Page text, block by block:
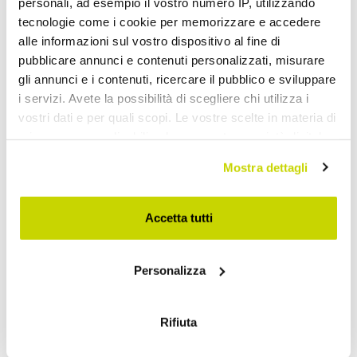
tecnologie come i cookie per memorizzare e accedere
alle informazioni sul vostro dispositivo al fine di
pubblicare annunci e contenuti personalizzati, misurare
gli annunci e i contenuti, ricercare il pubblico e sviluppare
i servizi. Avete la possibilità di scegliere chi utilizza i
vostri dati e per quali scopi. Le vostre scelte in materia di
modificare o revocare il proprio consenso in qualsiasi
momento dalla Dichiarazione sui cookie o facendo clic
sull'icona di attivazione della privacy.
raccogliere informazioni sulla tua posizione
Identificare il tuo dispositivo, scansionandolo
Mostra dettagli
Accetta tutti
Personalizza
Rifiuta